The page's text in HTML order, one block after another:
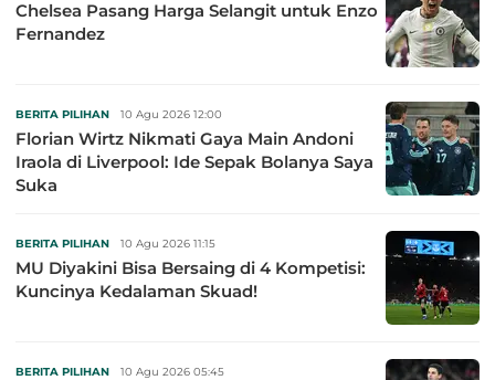
Chelsea Pasang Harga Selangit untuk Enzo
Fernandez
BERITA PILIHAN 10 Agu 2026 12:00
Florian Wirtz Nikmati Gaya Main Andoni
Iraola di Liverpool: Ide Sepak Bolanya Saya
Suka
BERITA PILIHAN 10 Agu 2026 11:15
MU Diyakini Bisa Bersaing di 4 Kompetisi:
Kuncinya Kedalaman Skuad!
BERITA PILIHAN 10 Agu 2026 05:45